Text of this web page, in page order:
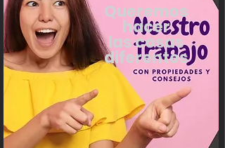
Queremos
hacer
las cosas
diferentes